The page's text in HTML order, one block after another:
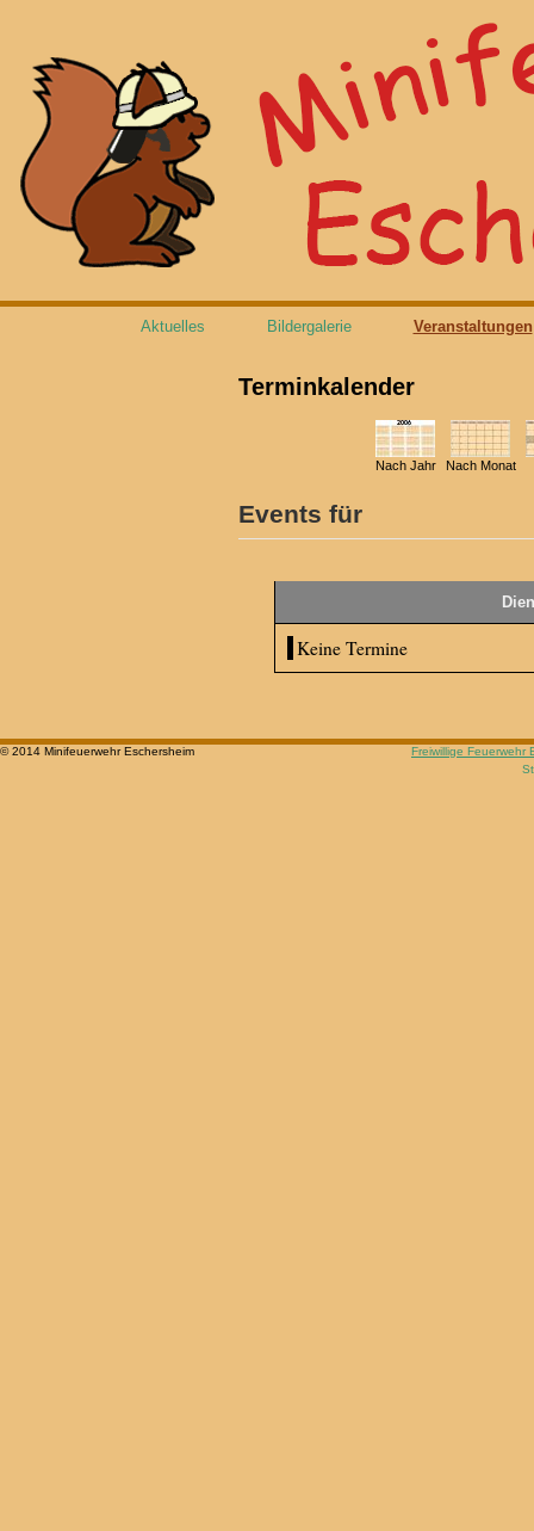
Aktuelles Bildergalerie Veranstaltungen
Terminkalender
Nach Jahr Nach Monat
Events für
Keine Termine
© 2014 Minifeuerwehr Eschersheim
Freiwillige Feuerwehr